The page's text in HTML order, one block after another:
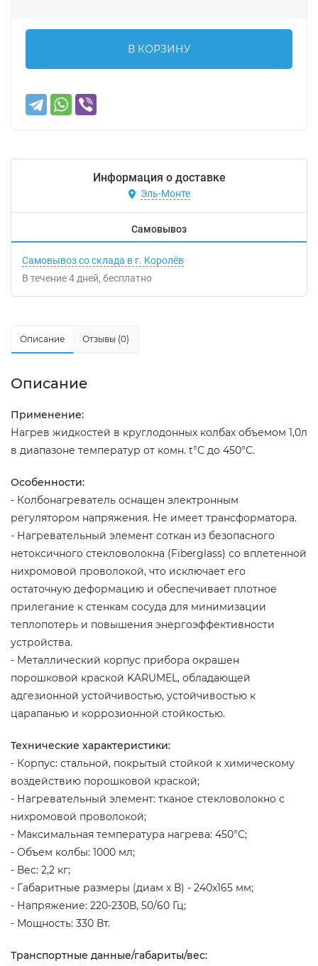
В КОРЗИНУ
Информация о доставке
Эль-Монте
Самовывоз
Самовывоз со склада в г. Королёв
В течение4 дней Бесплатно
Описание Отзывы (0)
Описание
Применение:
Нагрев жидкостей в круглодонных колбах объемом 1,0л
в диапазоне температур от комн. t°С до 450°С.
Особенности:
- Колбонагреватель оснащен электронным
регулятором напряжения. Не имеет трансформатора.
- Нагревательный элемент соткан из безопасного
нетоксичного стекловолокна (Fiberglass) со вплетенной
нихромовой проволокой, что исключает его
остаточную деформацию и обеспечивает плотное
прилегание к стенкам сосуда для минимизации
теплопотерь и повышения энергоэффективности
устройства.
- Металлический корпус прибора окрашен
порошковой краской KARUMEL, обладающей
адгезионной устойчивостью, устойчивостью к
царапанью и коррозионной стойкостью.
Технические характеристики:
- Корпус: стальной, покрытый стойкой к химическому
воздействию порошковой краской;
- Нагревательный элемент: тканое стекловолокно с
нихромовой проволокой;
- Максимальная температура нагрева: 450°С;
- Объем колбы: 1000 мл;
- Вес: 2,2 кг;
- Габаритные размеры (диам х В) - 240х165 мм;
- Напряжение: 220-230В, 50/60 Гц;
- Мощность: 330 Вт.
Транспортные данные/габариты/вес: